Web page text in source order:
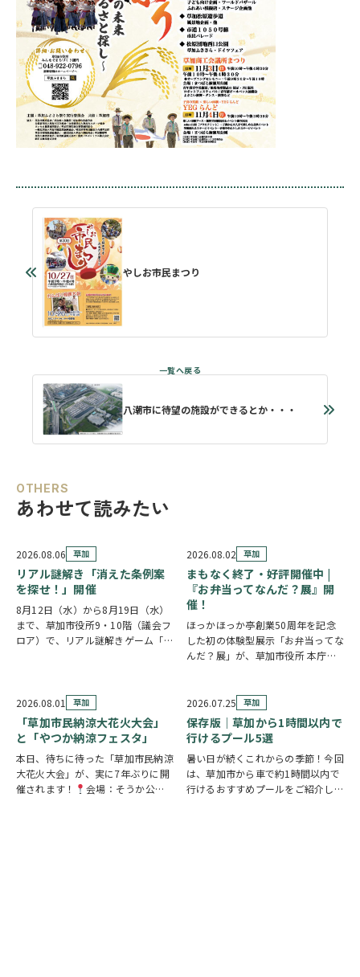
やしお市民まつり
八潮市に待望の施設ができるとか・・・
OTHERS
あわせて読みたい
2026.08.06 草加
リアル謎解き「消えた条例案
を探せ！」開催
8月12日（水）から8月19日（水）
まで、草加市役所9・10階（議会フ
ロア）で、リアル謎解きゲーム「消
謎を解きながら、行方不明となった
「ある条例…
2026.08.02 草加
まもなく終了・好評開催中 |
『お弁当ってなんだ？展』開
催！
ほっかほっか亭創業50周年を記念
した初の体験型展示「お弁当ってな
んだ？展」が、草加市役所 本庁舎1
見て・触れて・参加しながらお弁当
の魅力を楽しめるイベントです。お
子さまから大人…
2026.08.01 草加
「草加市民納涼大花火大会」
と「やつか納涼フェスタ」
本日、待ちに待った「草加市民納涼
大花火大会」が、実に7年ぶりに開
催されます！
会場：そうか公園
2026.07.25 草加
保存版｜草加から1時間以内で
行けるプール5選
暑い日が続くこれからの季節！今回
は、草加市から車で約1時間以内で
行けるおすすめプールをご紹介しま